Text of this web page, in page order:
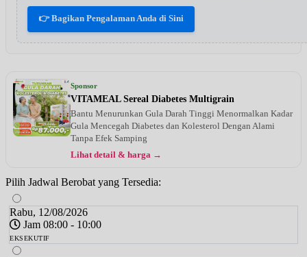
👉 Bagikan Pengalaman Anda di Sini
Sponsor
VITAMEAL Sereal Diabetes Multigrain
Bantu Menurunkan Gula Darah Tinggi Menormalkan Kadar
Gula Mencegah Diabetes dan Kolesterol Dengan Alami
Tanpa Efek Samping
Lihat detail & harga →
Pilih Jadwal Berobat yang Tersedia:
Rabu, 12/08/2026
Jam 08:00 - 10:00
EKSEKUTIF